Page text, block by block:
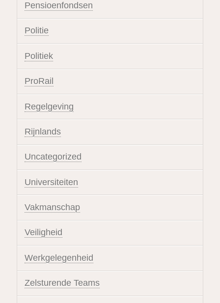
Pensioenfondsen
Politie
Politiek
ProRail
Regelgeving
Rijnlands
Uncategorized
Universiteiten
Vakmanschap
Veiligheid
Werkgelegenheid
Zelsturende Teams